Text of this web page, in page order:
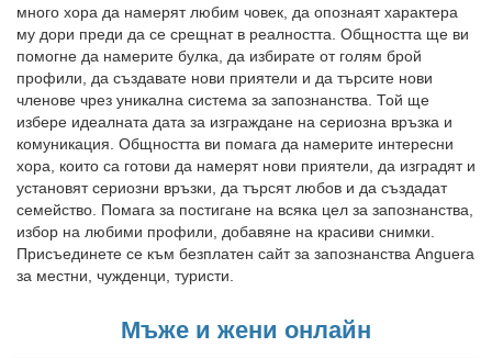
много хора да намерят любим човек, да опознаят характера
му дори преди да се срещнат в реалността. Общността ще ви
помогне да намерите булка, да избирате от голям брой
профили, да създавате нови приятели и да търсите нови
членове чрез уникална система за запознанства. Той ще
избере идеалната дата за изграждане на сериозна връзка и
комуникация. Общността ви помага да намерите интересни
хора, които са готови да намерят нови приятели, да изградят и
установят сериозни връзки, да търсят любов и да създадат
семейство. Помага за постигане на всяка цел за запознанства,
избор на любими профили, добавяне на красиви снимки.
Присъединете се към безплатен сайт за запознанства Anguera
за местни, чужденци, туристи.
Мъже и жени онлайн